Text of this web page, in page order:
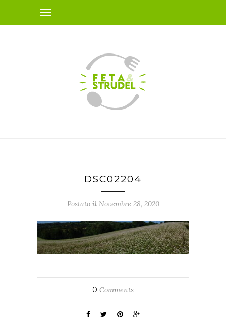
DSC02204
Postato il Novembre 28, 2020
0 Comments